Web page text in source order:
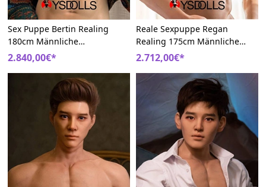
Sex Puppe Bertin Realing
180cm Männliche
Liebespuppe Lebensecht
2.840,00€*
Reale Sexpuppe Regan
Realing 175cm Männliche
Anzug Liebespuppe
2.712,00€*